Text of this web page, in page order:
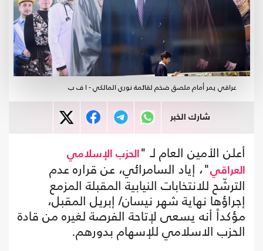
عراقي يمر أمام ملصق ضخم لقائمة نوري المالكي - ا ف ب
شارك الخبر
أعلن الأمين العام لـ "
الحزب الإسلامي
العراقي"، إياد السامرائي، عن قراره عدم
الترشّح للانتخابات النيابية المقبلة المزمع
إجراؤها نهاية شهر نيسان/ إبريل المقبل،
مؤكداً أنه يسعى لإتاحة الفرصة لغيره من قادة
الحزب الاسلامي للإسهام بدورهم.